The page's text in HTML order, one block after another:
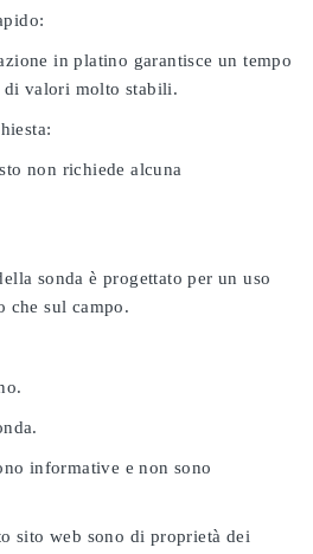
in platino garantisce un tempo
di valori molto stabili.
non richiede alcuna
sonda è progettato per un uso
che sul campo.
informative e non sono
sito web sono di proprietà dei